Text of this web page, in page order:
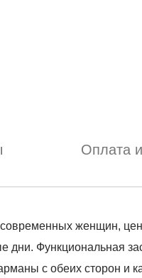
Оплата
женщин,
дни. Функциональная
с обеих сторон